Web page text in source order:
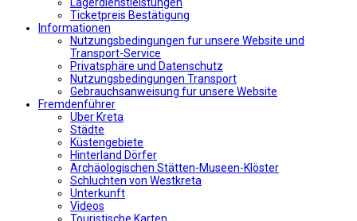
Ticketpreis Bestätigung
Informationen
Nutzungsbedingungen fur unsere Website und
Transport-Service
Privatsphäre und Datenschutz
Nutzungsbedingungen Transport
Gebrauchsanweisung fur unsere Website
Fremdenführer
Uber Kreta
Städte
Küstengebiete
Hinterland Dörfer
Archäologischen Stätten-Museen-Klöster
Schluchten von Westkreta
Unterkunft
Videos
Touristische Karten